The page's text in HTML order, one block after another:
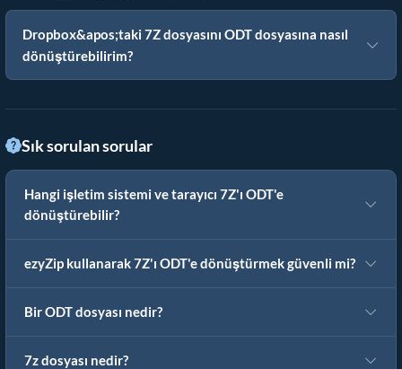
Dropbox&apos;taki 7Z dosyasını ODT dosyasına nasıl
dönüştürebilirim?
Sık sorulan sorular
Hangi işletim sistemi ve tarayıcı 7Z'ı ODT'e
dönüştürebilir?
ezyZip kullanarak 7Z'ı ODT'e dönüştürmek güvenli mi?
Bir ODT dosyası nedir?
7z dosyası nedir?